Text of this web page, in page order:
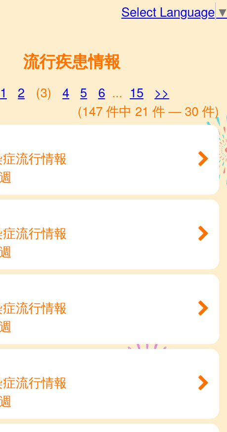
Select Language ▼
流行疾患情報
1 2 (3) 4 5 6 ... 15
>>
(147 件中 21 件 — 30 件)
流行情報
流行情報
流行情報
流行情報